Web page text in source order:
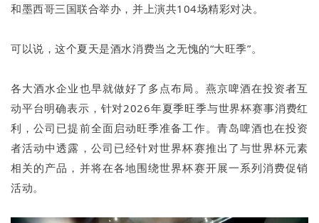
和墨西哥三国联合举办，并上演共104场精彩对决。
可以说，这个夏天是酒水消费当之无愧的“大旺季”。
各大酒水企业也早就做好了多点布局。燕京啤酒在投资者互
动平台明确表示，针对2026年夏季旺季与世界杯赛事消费红
利，公司已提前全面启动旺季准备工作。青岛啤酒也在投资
者活动中透露，公司已经针对世界杯赛推出了与世界杯元素
相关的产品，并将在各地围绕世界杯赛开展一系列消费促销
活动。